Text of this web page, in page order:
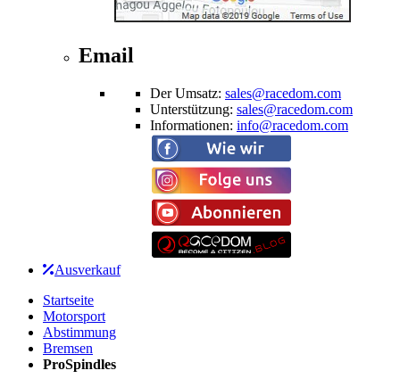
Email
Der Umsatz: sales@racedom.com
Unterstützung: sales@racedom.com
Informationen: info@racedom.com
Ausverkauf
Startseite
Motorsport
Abstimmung
Bremsen
ProSpindles